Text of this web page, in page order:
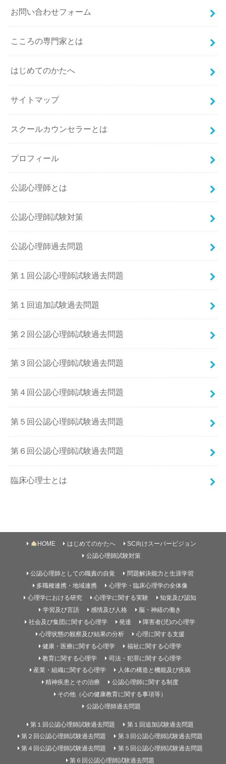
お問い合わせフォーム
こころの専門家とは
はじめてのかたへ
サイトマップ
スクールカウンセラーとは
プロフィール
公認心理師とは
公認心理師試験対策
公認心理師過去問題
第１回公認心理師試験過去問題
第１回追加試験過去問題
第２回公認心理師試験過去問題
第３回公認心理師試験過去問題
第４回公認心理師試験過去問題
第５回公認心理師試験過去問題
第６回公認心理師試験過去問題
臨床心理士とは
HOME はじめてのかたへ
SC向けスーパービジョン
公認心理師試験対策
公認心理師としての職責の自覚
問題解決能力と生涯学習
多職種連携・地域連携
心理学・臨床心理学の全体像
心理学における研究
心理学に関する実験
知覚及び認知
学習及び言語
感情及び人格
脳・神経の働き
社会及び集団に関する心理学
発達
障害者(児)の心理学
心理状態の観察及び結果の分析
心理に関する支援
健康・医療に関する心理学
福祉に関する心理学
教育に関する心理学
司法・犯罪に関する心理学
産業・組織に関する心理学
人体の構造と機能及び疾病
精神疾患とその治療
公認心理師に関する制度
その他（心の健康教育に関する事項等）
公認心理師過去問題
第１回公認心理師試験過去問題
第１回追加試験過去問題
第２回公認心理師試験過去問題
第３回公認心理師試験過去問題
第４回公認心理師試験過去問題
第５回公認心理師試験過去問題
第６回公認心理師試験過去問題